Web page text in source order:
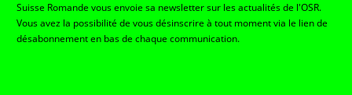
Suisse Romande vous envoie sa newsletter sur les actualités de l'OSR.
Vous avez la possibilité de vous désinscrire à tout moment via le lien de
désabonnement en bas de chaque communication.